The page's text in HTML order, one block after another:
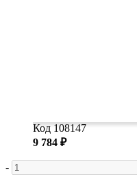
Код 108147
9 784 ₽
-